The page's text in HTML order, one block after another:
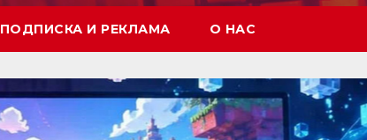
ПОДПИСКА И РЕКЛАМА О НАС